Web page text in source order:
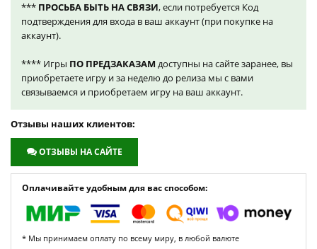
*** ПРОСЬБА БЫТЬ НА СВЯЗИ, если потребуется Код
подтверждения для входа в ваш аккаунт (при покупке на
аккаунт).
**** Игры ПО ПРЕДЗАКАЗАМ доступны на сайте заранее, вы
приобретаете игру и за неделю до релиза мы с вами
связываемся и приобретаем игру на ваш аккаунт.
Отзывы наших клиентов:
ОТЗЫВЫ НА САЙТЕ
Оплачивайте удобным для вас способом:
* Мы принимаем оплату по всему миру, в любой валюте